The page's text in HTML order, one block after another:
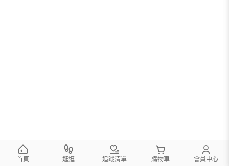
首頁 逛逛 追蹤清單 購物車 會員中心